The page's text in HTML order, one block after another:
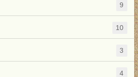
9
10
3
4